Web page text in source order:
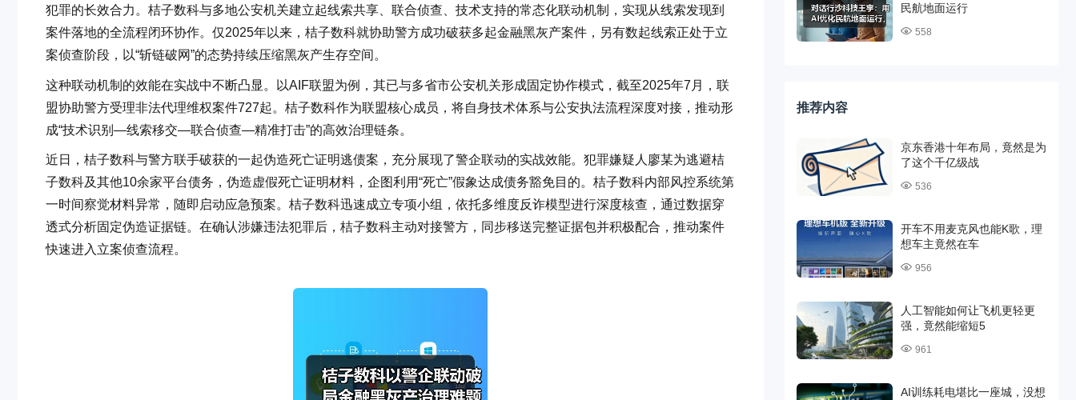
犯罪的长效合力。桔子数科与多地公安机关建立起线索共享、联合侦查、技术支持的常态化联动机制，实现从线索发现到
案件落地的全流程闭环协作。仅2025年以来，桔子数科就协助警方成功破获多起金融黑灰产案件，另有数起线索正处于立
案侦查阶段，以“斩链破网”的态势持续压缩黑灰产生存空间。
这种联动机制的效能在实战中不断凸显。以AIF联盟为例，其已与多省市公安机关形成固定协作模式，截至2025年7月，联
盟协助警方受理非法代理维权案件727起。桔子数科作为联盟核心成员，将自身技术体系与公安执法流程深度对接，推动形
成“技术识别—线索移交—联合侦查—精准打击”的高效治理链条。
近日，桔子数科与警方联手破获的一起伪造死亡证明逃债案，充分展现了警企联动的实战效能。犯罪嫌疑人廖某为逃避桔
子数科及其他10余家平台债务，伪造虚假死亡证明材料，企图利用“死亡”假象达成债务豁免目的。桔子数科内部风控系统第
一时间察觉材料异常，随即启动应急预案。桔子数科迅速成立专项小组，依托多维度反诈模型进行深度核查，通过数据穿
透式分析固定伪造证据链。在确认涉嫌违法犯罪后，桔子数科主动对接警方，同步移送完整证据包并积极配合，推动案件
快速进入立案侦查流程。
民航地面运行
558
推荐内容
京东香港十年布局，竟然是为
了这个千亿级战
536
开车不用麦克风也能K歌，理
想车主竟然在车
956
人工智能如何让飞机更轻更
强，竟然能缩短5
961
AI训练耗电堪比一座城，没想